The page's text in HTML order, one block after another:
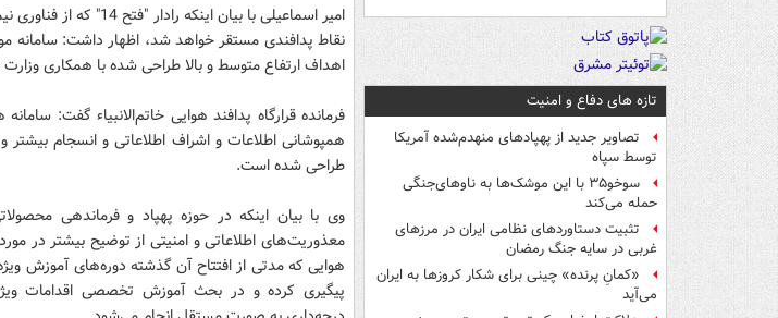
تازه های دفاع و امنیت
تصاویر جدید از پهپادهای منهدم‌شده آمریکا
توسط سپاه
سوخو۳۵ با این موشک‌ها به ناوهای‌جنگی
حمله می‌کند
تثبیت دستاوردهای نظامی ایران در مرزهای
غربی در سایه جنگ رمضان
«کمانِ پرنده» چینی برای شکار کروزها به ایران
می‌آید
امیر اسماعیلی با بیان
نقاط پدافندی مستقر خواهد شد، اظهار داشت: سامانه
اهداف ارتفاع متوسط و بالا طراحی شده با همکاری
فرمانده قرارگاه پدافند هوایی خاتم‌الانبیاء گفت:
همپوشانی اطلاعات و اشراف اطلاعاتی و انسجام بیشتر و
طراحی شده است.
وی با بیان اینکه در حوزه پهپاد و فرماندهی
معذوریت‌های اطلاعاتی و امنیتی از توضیح بیشتر در
هوایی که مدتی از افتتاح آن گذشته دوره‌های آموزش
پیگیری کرده و در بحث آموزش تخصصی اقدامات